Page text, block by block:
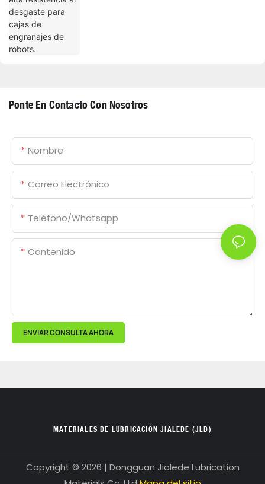
Ponte En Contacto Con Nosotros
Nombre
Correo Electrónico
Teléfono/whatsapp
Contenido
ENVIAR CONSULTA AHORA
MATERIALES DE LUBRICACIÓN JIALEDE (JLD)
Copyright © 2026 | Dongguan Jialede Lubrication